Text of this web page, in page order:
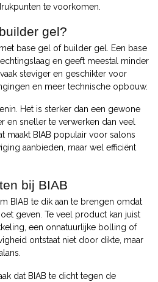
te voorkomen.
gel?
base gel of builder gel. Een base
en geeft meestal minder
steviger en geschikter voor
en meer technische opbouw.
Het is sterker dan een gewone
en sneller te verwerken dan veel
maakt BIAB populair voor salons
aanbieden, maar wel efficiënt
bij BIAB
BIAB te dik aan te brengen omdat
geven. Te veel product kan juist
een onnatuurlijke bolling of
ontstaat niet door dikte, maar
dat BIAB te dicht tegen de